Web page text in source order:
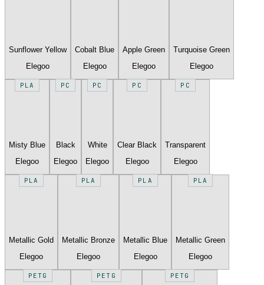
Sunflower Yellow
Elegoo
Cobalt Blue
Elegoo
Apple Green
Elegoo
Turquoise Green
Elegoo
PLA
Misty Blue
Elegoo
PC
Black
Elegoo
PC
White
Elegoo
PC
Clear Black
Elegoo
PC
Transparent
Elegoo
PLA
Metallic Gold
Elegoo
PLA
Metallic Bronze
Elegoo
PLA
Metallic Blue
Elegoo
PLA
Metallic Green
Elegoo
PETG PETG PETG